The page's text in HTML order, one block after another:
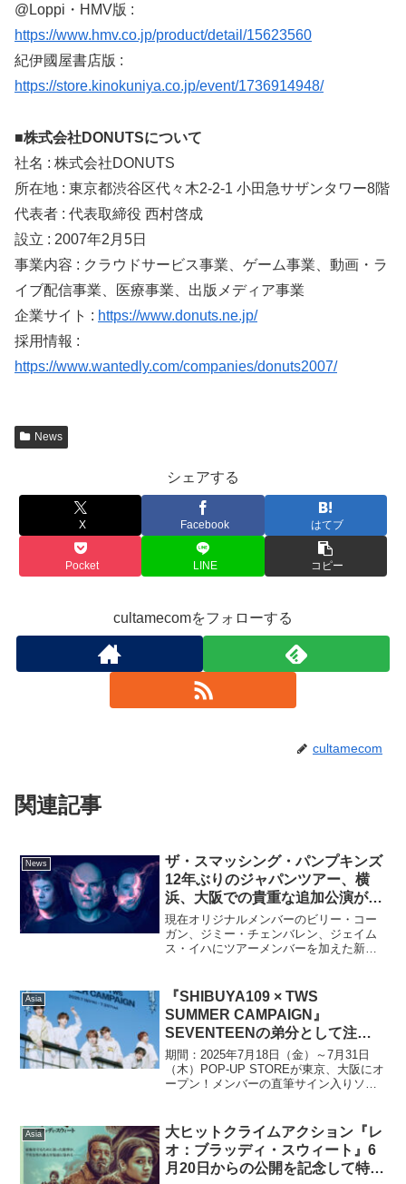
@Loppi・HMV版 :
https://www.hmv.co.jp/product/detail/15623560
紀伊國屋書店版 :
https://store.kinokuniya.co.jp/event/1736914948/
■株式会社DONUTSについて
社名 : 株式会社DONUTS
所在地 : 東京都渋谷区代々木2-2-1 小田急サザンタワー8階
代表者 : 代表取締役 西村啓成
設立 : 2007年2月5日
事業内容 : クラウドサービス事業、ゲーム事業、動画・ラ
イブ配信事業、医療事業、出版メディア事業
企業サイト : https://www.donuts.ne.jp/
採用情報 :
https://www.wantedly.com/companies/donuts2007/
News
シェアする
X Facebook はてブ
Pocket LINE コピー
cultamecomをフォローする
cultamecom
関連記事
News
ザ・スマッシング・パンプキンズ
12年ぶりのジャパンツアー、横
浜、大阪での貴重な追加公演が決
定！ 東京・日本武道館、大阪・
ZEPP Namba公演は早くもソー
ルドアウト
現在オリジナルメンバーのビリー・コー
ガン、ジミー・チェンバレン、ジェイム
ス・イハにツアーメンバーを加えた新体
える轟音とメロディーで世界を魅了し続
けるThe Smashi...
Asia
『SHIBUYA109 × TWS
SUMMER CAMPAIGN』
SEVENTEENの弟分として注目
を集める6人組新人ボーイグルー
プ「TWS」（トゥアス）と
SHIBUYA109がコラボレーショ
期間：2025年7月18日（金）～7月31日
（木）POP-UP STOREが東京、大阪にオ
ープン！メンバーの直筆サイン入りソロ
ントは、東京・渋谷で運営する「SHI...
Asia
大ヒットクライムアクション『レ
オ：ブラッディ・スウィート』6
月20日からの公開を記念して特別